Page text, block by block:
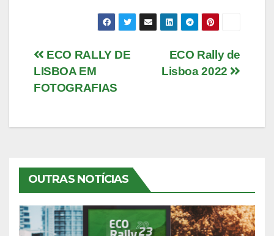
Navegação
de
ECO Rally de
Lisboa 2022
ECO RALLY DE
LISBOA EM
FOTOGRAFIAS
OUTRAS NOTÍCIAS